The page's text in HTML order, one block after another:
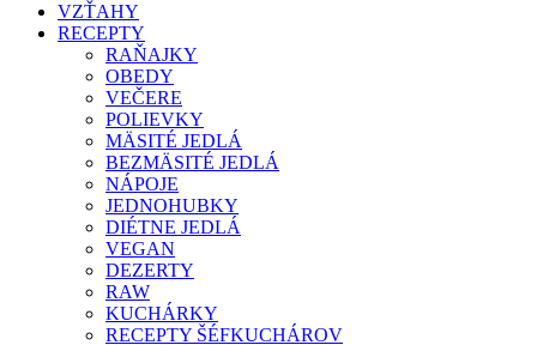
VZŤAHY
RECEPTY
RAŇAJKY
OBEDY
VEČERE
POLIEVKY
MÄSITÉ JEDLÁ
BEZMÄSITÉ JEDLÁ
NÁPOJE
JEDNOHUBKY
DIÉTNE JEDLÁ
VEGAN
DEZERTY
RAW
KUCHÁRKY
RECEPTY ŠÉFKUCHÁROV